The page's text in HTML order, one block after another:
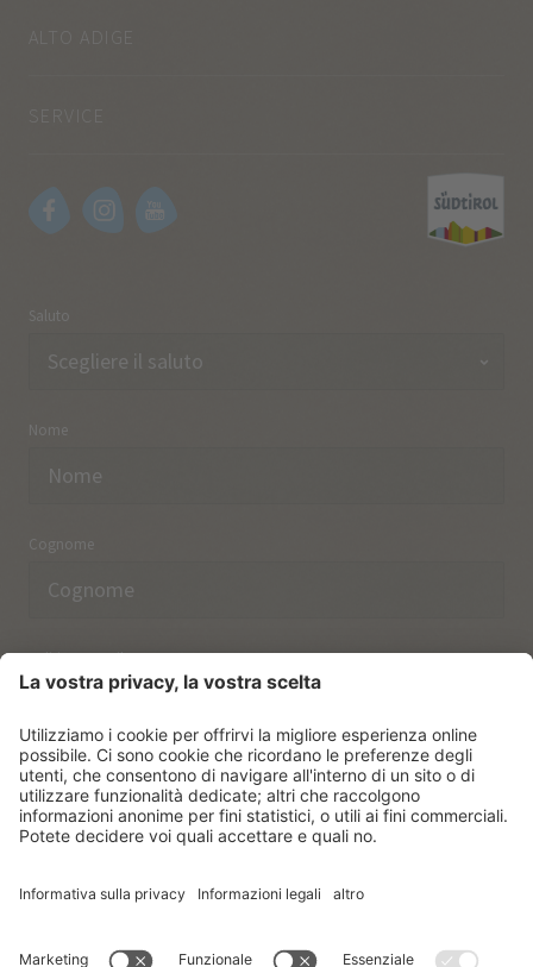
ALTO ADIGE
Saluto
Nome
Cognome
Indirizzo email
Ho preso nota delle norme sulla protezione dei dati.